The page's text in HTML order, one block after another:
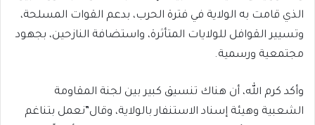
الذي قامت به الولاية في فترة الحرب، بدعم القوات المسلحة،
وتسيير القوافل للولايات المتأثرة، واستضافة النازحين، بجهود
مجتمعية ورسمية.
وأكد كرم الله، أن هناك تنسيق كبير بين لجنة المقاومة
الشعبية وهيئة إسناد الاستنفار بالولاية، وقال”نعمل بتناغم